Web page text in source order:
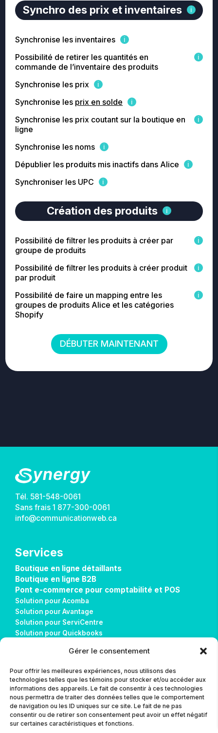
Gérer le consentement
Pour offrir les meilleures expériences, nous utilisons des
technologies telles que les témoins pour stocker et/ou accéder aux
informations des appareils. Le fait de consentir à ces technologies
nous permettra de traiter des données telles que le comportement
de navigation ou les ID uniques sur ce site. Le fait de ne pas
consentir ou de retirer son consentement peut avoir un effet négatif
sur certaines caractéristiques et fonctions.
Synchro des prix et inventaires
Synchronise les inventaires
Possibilité de retirer les quantités en
commande de l’inventaire des produits
Synchronise les prix
Synchronise les prix en solde
Synchronise les prix coutant sur la boutique en
ligne
Synchronise les noms
Dépublier les produits mis inactifs dans Alice
Synchroniser les UPC
Création des produits
Possibilité de filtrer les produits à créer par
groupe de produits
Possibilité de filtrer les produits à créer produit
par produit
Possibilité de faire un mapping entre les
groupes de produits Alice et les catégories
Shopify
DÉBUTER MAINTENANT
Tél. 581-548-0061
Sans frais1 877-300-0061
info@communicationweb.ca
Services
Boutique en ligne détaillants
Boutique en ligne B2B
Pont e-commerce pour comptabilité et POS
Solution pour Acomba
Solution pour Avantage
Solution pour ServiCentre
Solution pour Quickbooks
Solution pour Alice POS
Réalisations
Télécharger AnyDesk
Contact
L’agence